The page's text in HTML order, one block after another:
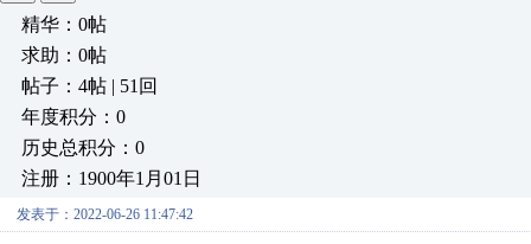
精华：0帖
求助：0帖
帖子：4帖 | 51回
年度积分：0
历史总积分：0
注册：1900年1月01日
发表于：2022-06-26 11:47:42